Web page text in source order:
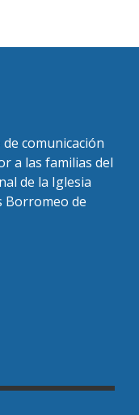
de comunicación
a las familias del
de la Iglesia
Borromeo de